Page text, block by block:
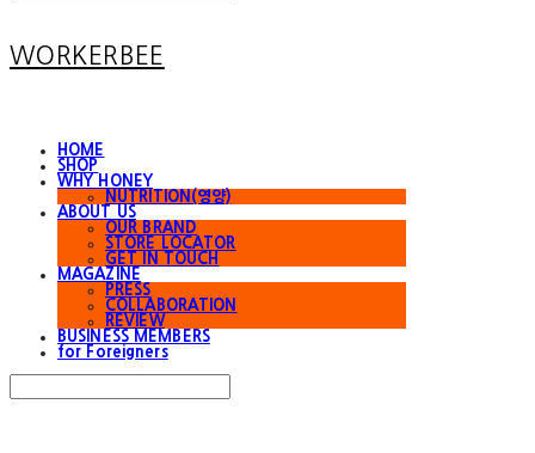
WORKERBEE
HOME
SHOP
WHY HONEY
NUTRITION(영양)
ABOUT US
OUR BRAND
STORE LOCATOR
GET IN TOUCH
MAGAZINE
PRESS
COLLABORATION
REVIEW
BUSINESS MEMBERS
for Foreigners